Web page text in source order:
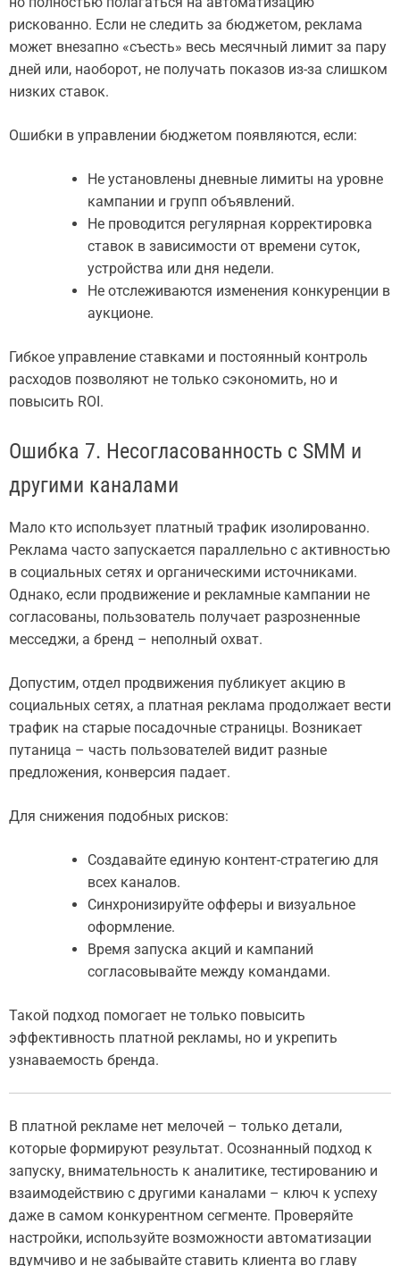
рискованно. Если не следить за бюджетом, реклама
может внезапно «съесть» весь месячный лимит за пару
дней или, наоборот, не получать показов из-за слишком
низких ставок.
Ошибки в управлении бюджетом появляются, если:
Не установлены дневные лимиты на уровне
кампании и групп объявлений.
Не проводится регулярная корректировка
ставок в зависимости от времени суток,
устройства или дня недели.
Не отслеживаются изменения конкуренции в
аукционе.
Гибкое управление ставками и постоянный контроль
расходов позволяют не только сэкономить, но и
повысить ROI.
Ошибка 7. Несогласованность с SMM и
другими каналами
Мало кто использует платный трафик изолированно.
Реклама часто запускается параллельно с активностью
в социальных сетях и органическими источниками.
Однако, если продвижение и рекламные кампании не
согласованы, пользователь получает разрозненные
месседжи, а бренд – неполный охват.
Допустим, отдел продвижения публикует акцию в
социальных сетях, а платная реклама продолжает вести
трафик на старые посадочные страницы. Возникает
путаница – часть пользователей видит разные
предложения, конверсия падает.
Для снижения подобных рисков:
Создавайте единую контент-стратегию для
всех каналов.
Синхронизируйте офферы и визуальное
оформление.
Время запуска акций и кампаний
согласовывайте между командами.
Такой подход помогает не только повысить
эффективность платной рекламы, но и укрепить
узнаваемость бренда.
В платной рекламе нет мелочей – только детали,
которые формируют результат. Осознанный подход к
запуску, внимательность к аналитике, тестированию и
взаимодействию с другими каналами – ключ к успеху
даже в самом конкурентном сегменте. Проверяйте
настройки, используйте возможности автоматизации
вдумчиво и не забывайте ставить клиента во главу